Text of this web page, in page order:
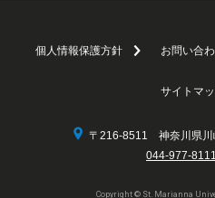
個人情報保護方針 お問い合
サイトマ
〒216-8511 神奈川県
044-977-8111
Copyright © St. Marianna